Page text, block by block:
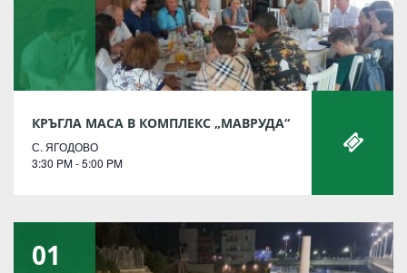
КРЪГЛА МАСА В КОМПЛЕКС „МАВРУДА“
С. ЯГОДОВО
3:30 PM - 5:00 PM
01